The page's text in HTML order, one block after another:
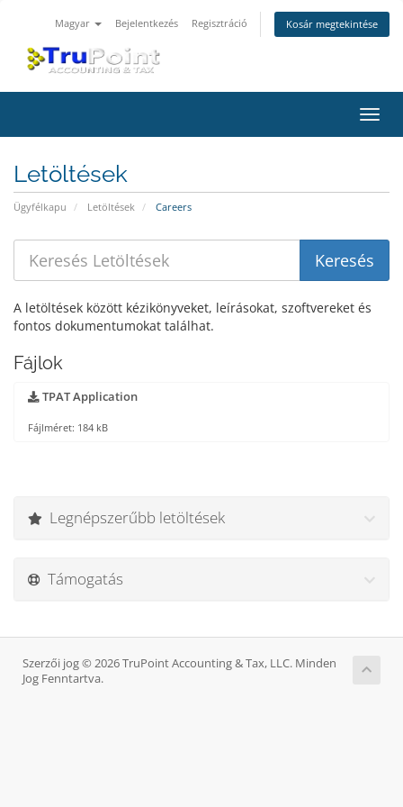
Magyar Bejelentkezés Regisztráció Kosár megtekintése
a
Letöltések
Ügyfélkapu Letöltések Careers
A letöltések között kézikönyveket, leírásokat, szoftvereket és
fontos dokumentumokat találhat.
Fájlok
TPAT Application
Fájlméret: 184 kB
Legnépszerűbb letöltések
Támogatás
Szerzői jog © 2026 TruPoint Accounting & Tax, LLC. Minden
Jog Fenntartva.